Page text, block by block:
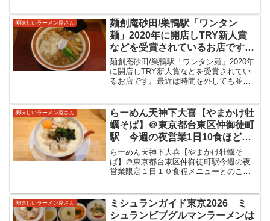
巣鴨駅。改札を出て地上階へから明治通
りを王子駅...
美味しいラーメン屋さん
麺創庵砂田/巣鴨駅「ワンタン
麺」2020年に開店しTRY新人賞
などを受賞されているお店です。
最近は時間を外しても並んでいる
のですがこの日は並び無しで思わ
ず入店。鶏の旨味がじんわりと自
した。
麺創庵砂田/巣鴨駅「ワンタン麺」2020年
に開店しTRY新人賞などを受賞されてい
るお店です。最近は時間を外しても並ん
と共に美味しくいただきました。麺創庵
砂田/巣鴨駅20...
美味しいラーメン屋さん
らーめん天神下大喜【やまかけ牡
蠣そば】＠東京都台東区仲御徒町
駅 今週の夜営業1日10食ほどの
限定メニューとのこと。注文が入
ってから山芋を練るとのこと。ふ
わっと山芋と大きなの牡蠣と共に
だきました。
らーめん天神下大喜【やまかけ牡蠣そ
ば】＠東京都台東区仲御徒町駅今週の夜
営業限定１日１０食程メニューとのこ
ダシ染み渡る美味しい限定をいただきま
した。らーめん天神下大喜/仲...
美味しいラーメン屋さん
ミシュランガイド東京2026 ミ
シュランビブグルマンラーメンは